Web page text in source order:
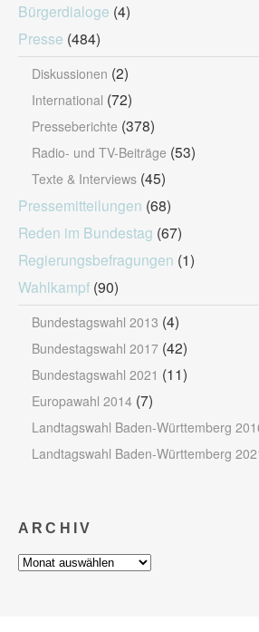
Bürgerdialoge (4)
Presse (484)
Diskussionen (2)
International (72)
Presseberichte (378)
Radio- und TV-Beiträge (53)
Texte & Interviews (45)
Pressemitteilungen (68)
Reden im Bundestag (67)
Regierungsbefragungen (1)
Wahlkampf (90)
Bundestagswahl 2013 (4)
Bundestagswahl 2017 (42)
Bundestagswahl 2021 (11)
Europawahl 2014 (7)
Landtagswahl Baden-Württemberg
Landtagswahl Baden-Württemberg
ARCHIV
Archiv